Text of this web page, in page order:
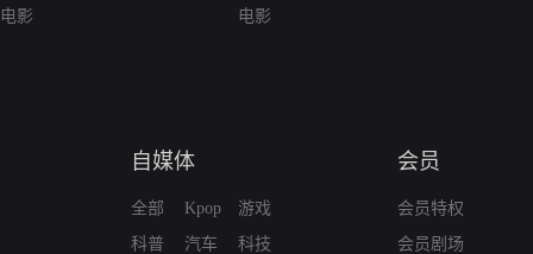
电影
电影
自媒体
全部
科普
Kpop
汽车
游戏
科技
会员
会员特权
会员剧场